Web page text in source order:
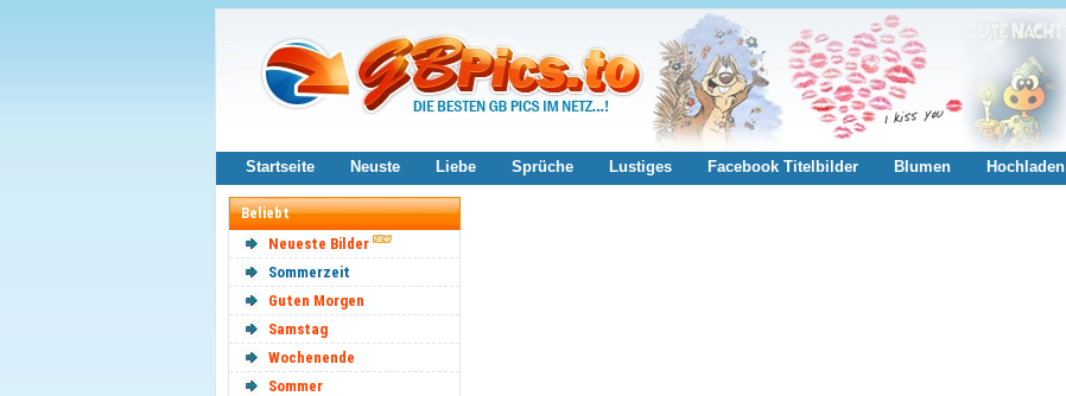
Startseite Neuste Liebe Sprüche Lustiges Facebook Titelbilder Blumen Hochladen
Beliebt
Neueste Bilder
Sommerzeit
Guten Morgen
Samstag
Wochenende
Sommer